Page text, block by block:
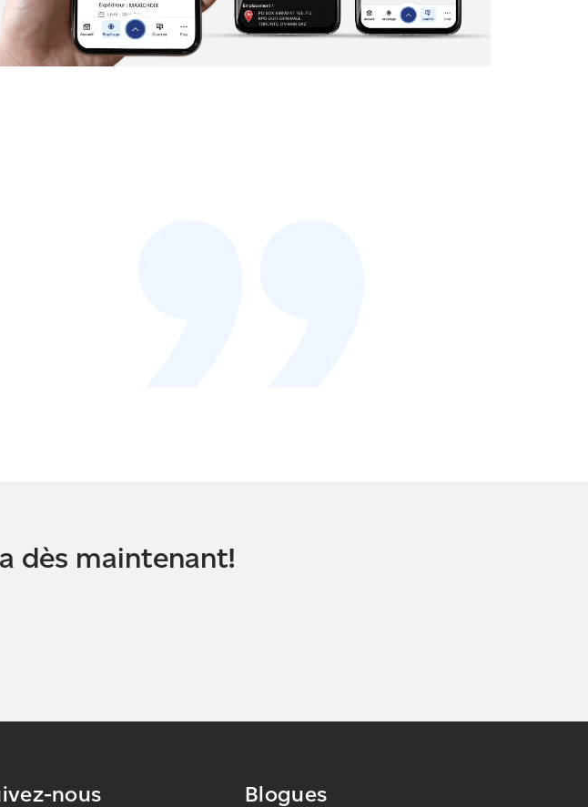
dès maintenant!
nous Blogues